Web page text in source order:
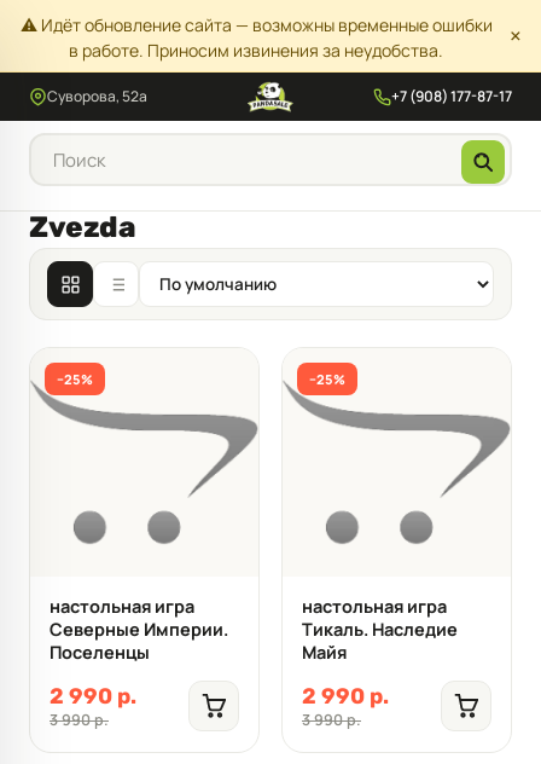
⚠️ Идёт обновление сайта — возможны временные ошибки
в работе. Приносим извинения за неудобства.
×
Суворова, 52а +7 (908) 177-87-17
Zvezda
−25%
настольная игра
Северные Империи.
Поселенцы
2 990 р.
3 990 р.
−25%
настольная игра
Тикаль. Наследие
Майя
2 990 р.
3 990 р.